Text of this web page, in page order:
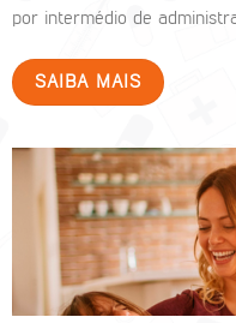
por intermédio de
SAIBA MAIS